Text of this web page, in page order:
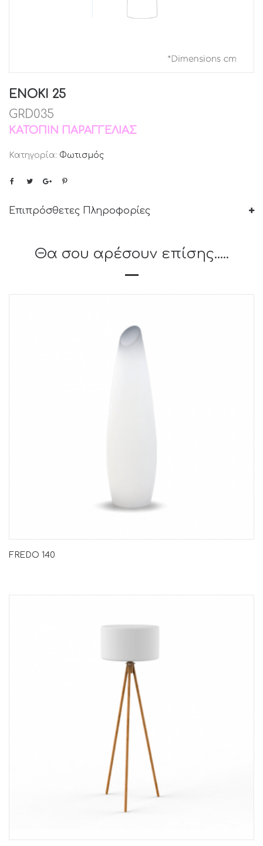
ENOKI 25
GRD035
ΚΑΤΌΠΙΝ ΠΑΡΑΓΓΕΛΊΑΣ
Κατηγορία: Φωτισμός
Επιπρόσθετες Πληροφορίες
Θα σου αρέσουν επίσης.....
FREDO 140